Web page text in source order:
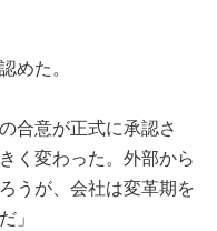
めた。
合意が正式に承認さ
く変わった。外部から
うが、会社は変革期を
」